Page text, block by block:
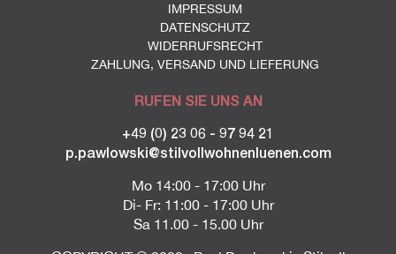
IMPRESSUM
DATENSCHUTZ
WIDERRUFSRECHT
ZAHLUNG, VERSAND UND LIEFERUNG
RUFEN SIE UNS AN
+49 (0) 23 06 - 97 94 21
p.pawlowski@stilvollwohnenluenen.com
Mo 14:00 - 17:00 Uhr
Di- Fr: 11:00 - 17:00 Uhr
Sa 11.00 - 15.00 Uhr